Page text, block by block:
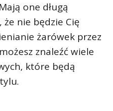
one długą
nie będzie Cię
żarówek przez
znaleźć wiele
które będą